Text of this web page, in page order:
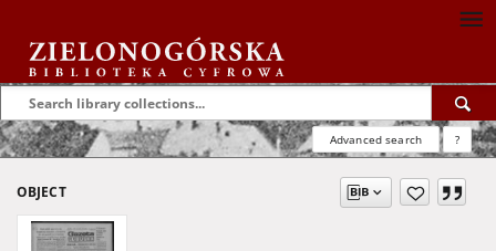
Advanced search ?
OBJECT